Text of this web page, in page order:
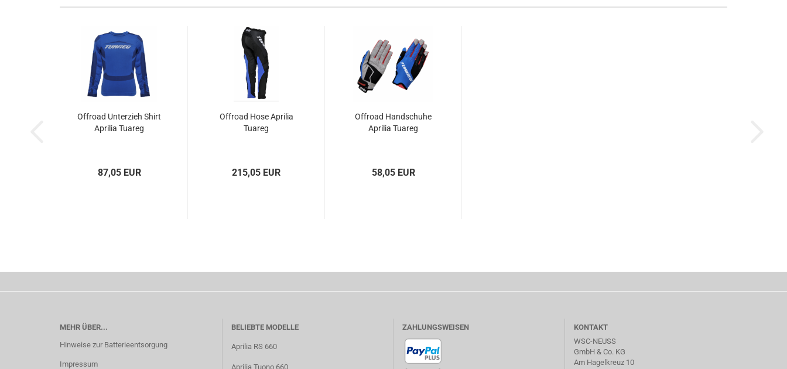
Offroad Unterzieh Shirt
Aprilia Tuareg
87,05 EUR
Offroad Hose Aprilia
Tuareg
215,05 EUR
Offroad Handschuhe
Aprilia Tuareg
58,05 EUR
MEHR ÜBER...
Hinweise zur Batterieentsorgung
Impressum
BELIEBTE MODELLE
Aprilia RS 660
Aprilia Tuono 660
ZAHLUNGSWEISEN
KONTAKT
WSC-NEUSS
GmbH & Co. KG
Am Hagelkreuz 10